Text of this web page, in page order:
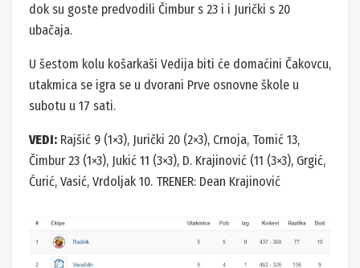
dok su goste predvodili Čimbur s 23 i i Jurički s 20
ubačaja.
U šestom kolu košarkaši Vedija biti će domaćini Čakovcu,
utakmica se igra se u dvorani Prve osnovne škole u
subotu u 17 sati.
VEDI: Rajšić 9 (1×3), Jurički 20 (2×3), Crnoja, Tomić 13,
Čimbur 23 (1×3), Jukić 11 (3×3), D. Krajinović (11 (3×3), Grgić,
Ćurić, Vasić, Vrdoljak 10. TRENER: Dean Krajinović